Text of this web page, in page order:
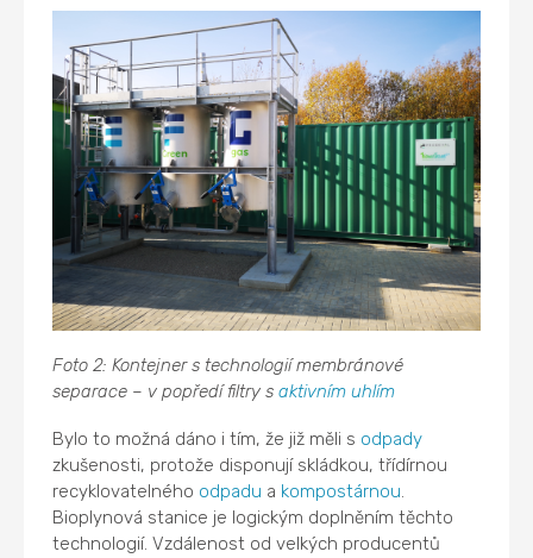
Foto 2: Kontejner s technologií membránové
separace – v popředí filtry saktivním uhlím
Bylo to možná dáno i tím, že již měli s odpady
zkušenosti, protože disponují skládkou, třídírnou
recyklovatelného odpadu a kompostárnou.
Bioplynová stanice je logickým doplněním těchto
technologií. Vzdálenost od velkých producentů